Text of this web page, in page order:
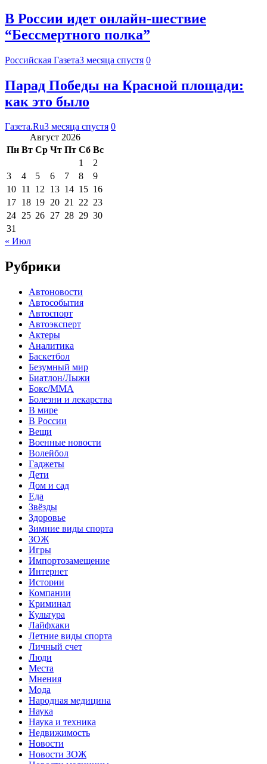
В России идет онлайн-шествие
“Бессмертного полка”
Российская Газета3 месяца спустя 0
Парад Победы на Красной площади:
как это было
Газета.Ru3 месяца спустя 0
Август 2026
Пн Вт Ср Чт Пт Сб Вс
1
2
3
4 5 6 7 8
9
10 11 12 13 14 15 16
17 18 19 20 21 22 23
24 25 26 27 28 29 30
31
« Июл
Рубрики
Автоновости
Автособытия
Автоспорт
Автоэксперт
Актеры
Аналитика
Баскетбол
Безумный мир
Биатлон/Лыжи
Бокс/MMA
Болезни и лекарства
В мире
В России
Вещи
Военные новости
Волейбол
Гаджеты
Дети
Дом и сад
Еда
Звёзды
Здоровье
Зимние виды спорта
ЗОЖ
Игры
Импортозамещение
Интернет
Истории
Компании
Криминал
Культура
Лайфхаки
Летние виды спорта
Личный счет
Люди
Места
Мнения
Мода
Народная медицина
Наука
Наука и техника
Недвижимость
Новости
Новости ЗОЖ